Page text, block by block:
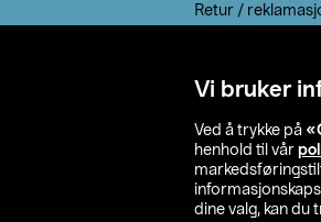
Vi bruker
Ved å trykke på
henhold til vår
dine valg, kan du
Retur /